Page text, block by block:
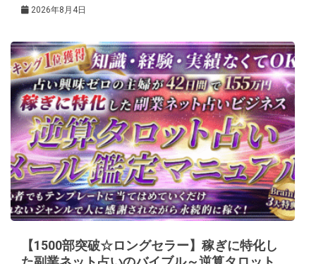
2026年8月4日
【1500部突破☆ロングセラー】稼ぎに特化し